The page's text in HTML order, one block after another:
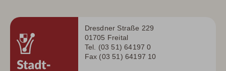
Dresdner Straße 229
01705 Freital
Tel. (03 51) 64197 0
Fax (03 51) 64197 10